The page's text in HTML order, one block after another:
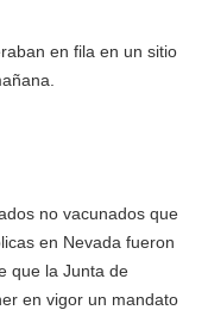
en fila en un sitio
no vacunados que
en Nevada fueron
que la Junta de
en vigor un mandato